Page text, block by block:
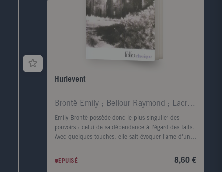
Hurlevent
Brontë Emily ; Bellour Raymond ; Lacretelle Jacque
Emily Brontë possède donc le plus singulier des
pouvoirs : celui de sa dépendance à l'égard des faits.
Avec quelques touches, elle sait évoquer l'âme d'un
lande, elle fait souffler le vent et gronder le tonnerre.
EPUISÉ 8,60 €